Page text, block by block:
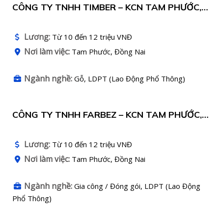
CÔNG TY TNHH TIMBER – KCN TAM PHƯỚC,
Lương: Từ 10 đến 12 triệu VNĐ
Nơi làm việc: Tam Phước, Đồng Nai
Ngành nghề: Gỗ, LDPT (Lao Động Phổ Thông)
CÔNG TY TNHH FARBEZ – KCN TAM PHƯỚC,
Lương: Từ 10 đến 12 triệu VNĐ
Nơi làm việc: Tam Phước, Đồng Nai
Ngành nghề: Gia công / Đóng gói, LDPT (Lao Động
Phổ Thông)